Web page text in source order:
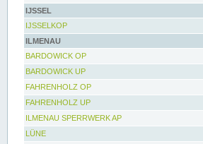
IJSSEL
IJSSELKOP
ILMENAU
BARDOWICK OP
BARDOWICK UP
FAHRENHOLZ OP
FAHRENHOLZ UP
ILMENAU SPERRWERK AP
LÜNE